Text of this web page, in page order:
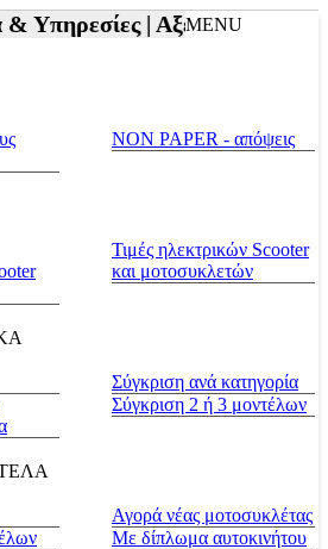
Υπηρεσίες |Αξεσουάρ
MENU
NON PAPER - απόψεις
Τιμές ηλεκτρικών Scooter
και μοτοσυκλετών
Σύγκριση ανά κατηγορία
Σύγκριση 2 ή 3 μοντέλων
Αγορά νέας μοτοσυκλέτας
Με δίπλωμα αυτοκινήτου